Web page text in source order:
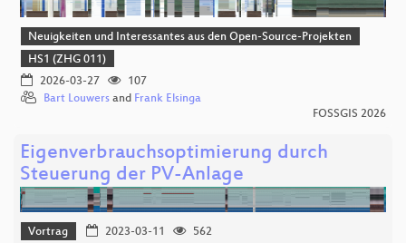
Neuigkeiten und Interessantes aus den Open-Source-Projekten
HS1 (ZHG 011)
2026-03-27
107
Bart Louwers and Frank Elsinga
FOSSGIS 2026
Eigenverbrauchsoptimierung durch
Steuerung der PV-Anlage
Vortrag 2023-03-11
562